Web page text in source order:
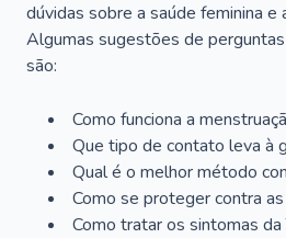
dúvidas sobre a saúde feminina e
Algumas sugestões de
são:
Como funciona a
Que tipo de contato leva à
Qual é o melhor método
Como se proteger contra
Como tratar os sintomas da